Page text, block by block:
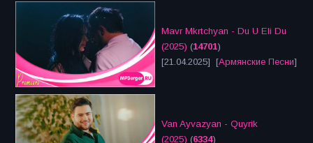
Mavr Mkrtchyan - Du U Eli Du
(2025) (14701)
[21.04.2025] [Армянские Песни]
Van Ayvazyan - Quyrik
(2025) (6334)